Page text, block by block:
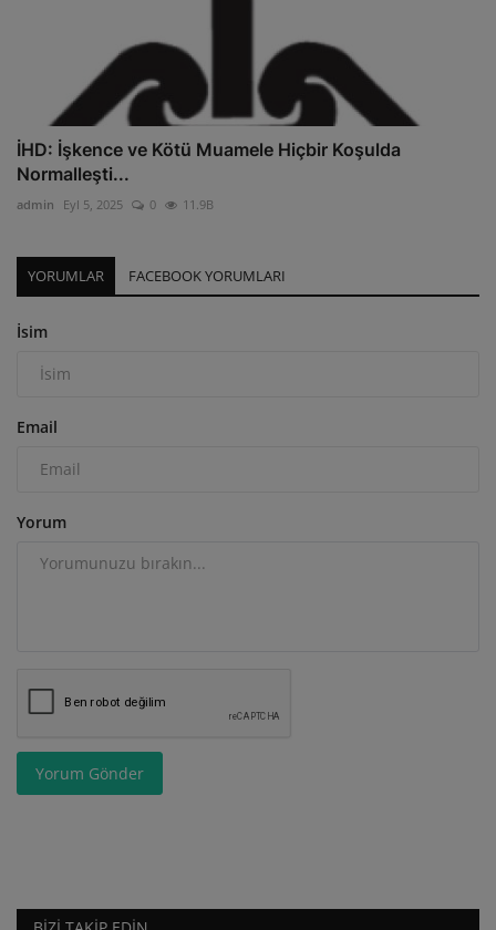
İHD: İşkence ve Kötü Muamele Hiçbir Koşulda
Normalleşti...
admin Eyl 5, 2025 0 11.9B
YORUMLAR FACEBOOK YORUMLARI
İsim
Email
Yorum
Yorum Gönder